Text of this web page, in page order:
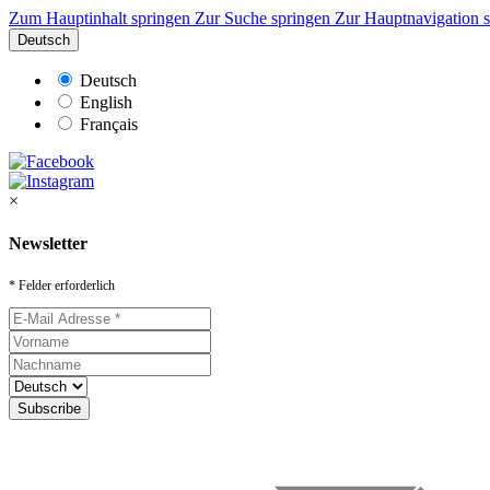
Zum Hauptinhalt springen Zur Suche springen Zur Hauptnavigation
Deutsch
Deutsch
English
Français
×
Newsletter
* Felder erforderlich